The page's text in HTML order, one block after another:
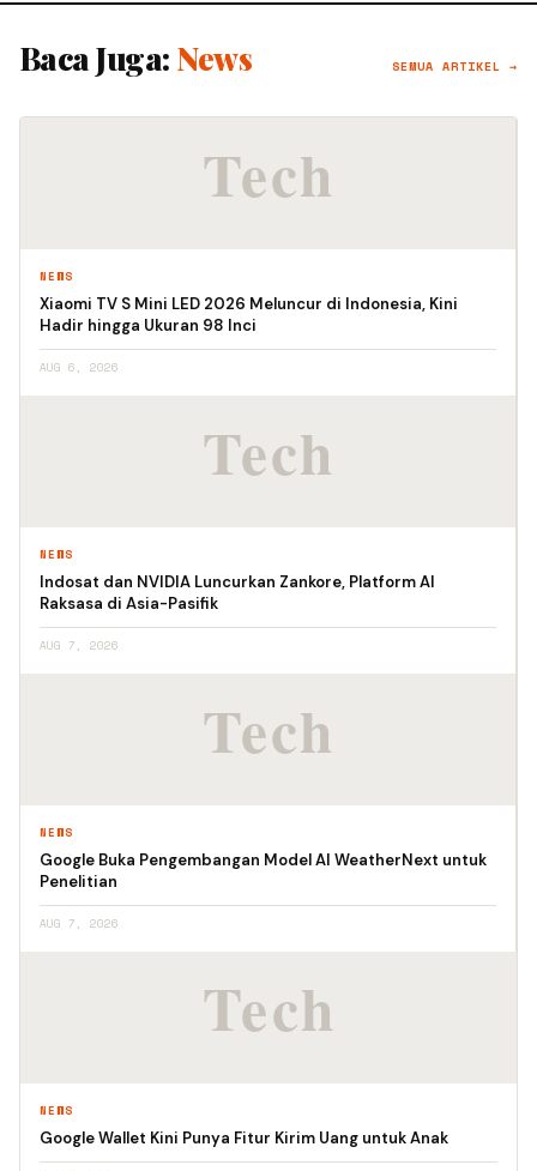
Baca Juga: News SEMUA ARTIKEL →
NEWS
Xiaomi TV S Mini LED 2026 Meluncur di Indonesia, Kini
Hadir hingga Ukuran 98 Inci
AUG 6, 2026
NEWS
Indosat dan NVIDIA Luncurkan Zankore, Platform AI
Raksasa di Asia-Pasifik
AUG 7, 2026
NEWS
Google Buka Pengembangan Model AI WeatherNext untuk
Penelitian
AUG 7, 2026
NEWS
Google Wallet Kini Punya Fitur Kirim Uang untuk Anak